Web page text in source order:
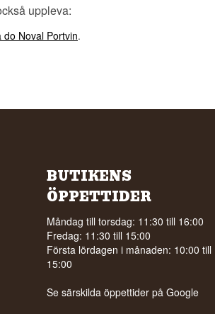
uppleva:
do Noval Portvin.
BUTIKENS
ÖPPETTIDER
Måndag till torsdag: 11:30 till 16:00
Fredag: 11:30 till 15:00
Första lördagen i månaden: 10:00 till
15:00
Se särskilda öppettider på Google